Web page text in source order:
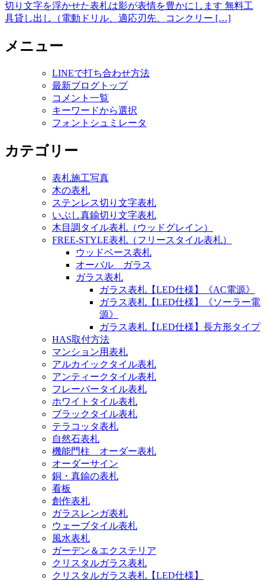
切り文字を浮かせた表札は影が表情を豊かにします 無料工
具貸し出し（電動ドリル、適応刃先、コンクリー […]
メニュー
LINEで打ち合わせ方法
最新ブログトップ
コメント一覧
キーワードから選択
フォントシュミレータ
カテゴリー
表札施工写真
木の表札
ステンレス切り文字表札
いぶし真鍮切り文字表札
木目調タイル表札（ウッドグレイン）
FREE-STYLE表札（フリースタイル表札）
ウッドベース表札
オーバル ガラス
ガラス表札
ガラス表札【LED仕様】《AC電源》
ガラス表札【LED仕様】《ソーラー電
源》
ガラス表札【LED仕様】長方形タイプ
HAS取付方法
マンション用表札
アルカイックタイル表札
アンティークタイル表札
フレーバータイル表札
ホワイトタイル表札
ブラックタイル表札
テラコッタ表札
自然石表札
機能門柱 オーダー表札
オーダーサイン
銅・真鍮の表札
看板
創作表札
ガラスレンガ表札
ウェーブタイル表札
風水表札
ガーデン＆エクステリア
クリスタルガラス表札
クリスタルガラス表札【LED仕様】